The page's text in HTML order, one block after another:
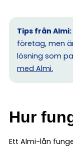
Tips från Almi:
företag, men
lösning som
med Almi.
Hur
Ett Almi-lån